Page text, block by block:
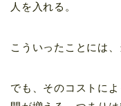
人を入れる。
こういったことには
でも、そのコストに